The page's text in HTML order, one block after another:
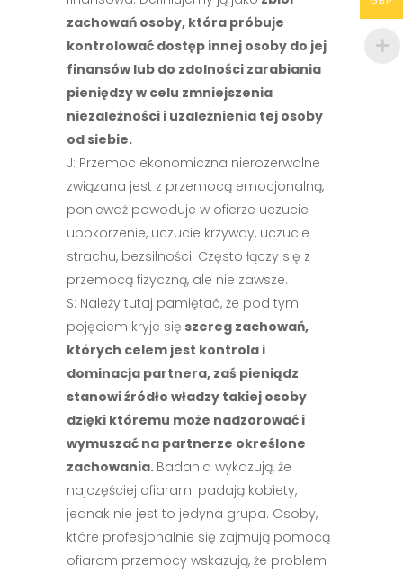
zachowań osoby, która próbuje
kontrolować dostęp innej osoby do jej
finansów lub do zdolności zarabiania
pieniędzy w celu zmniejszenia
niezależności i uzależnienia tej osoby
od siebie.
J: Przemoc ekonomiczna nierozerwalne
związana jest z przemocą emocjonalną,
ponieważ powoduje w ofierze uczucie
upokorzenie, uczucie krzywdy, uczucie
strachu, bezsilności. Często łączy się z
przemocą fizyczną, ale nie zawsze.
S: Należy tutaj pamiętać, że pod tym
pojęciem kryje się szereg zachowań,
których celem jest kontrola i
dominacja partnera, zaś pieniądz
stanowi źródło władzy takiej osoby
dzięki któremu może nadzorować i
wymuszać na partnerze określone
zachowania. Badania wykazują, że
najczęściej ofiarami padają kobiety,
jednak nie jest to jedyna grupa. Osoby,
które profesjonalnie się zajmują pomocą
ofiarom przemocy wskazują, że problem